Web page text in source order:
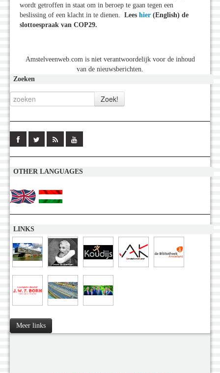
wordt getroffen in staat om in beroep te gaan tegen een
beslissing of een klacht in te dienen. Lees hier (English) de
slottoespraak van COP29.
Amstelveenweb.com is niet verantwoordelijk voor de inhoud
van de nieuwsberichten.
Zoeken
OTHER LANGUAGES
LINKS
Meer links